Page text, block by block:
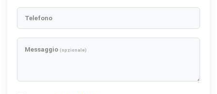
Telefono
Messaggio (opzionale)